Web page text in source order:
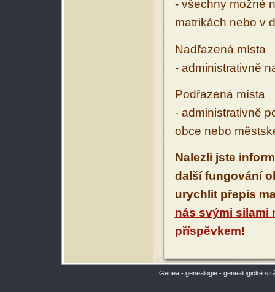
- všechny možné
matrikách nebo v
Nadřazená místa
- administrativně
Podřazená místa
- administrativně
obce nebo
Nalezli jste
další fungování
urychlit přepis
nás svými silami
příspěvkem!
Genea - genealogie - genealogické